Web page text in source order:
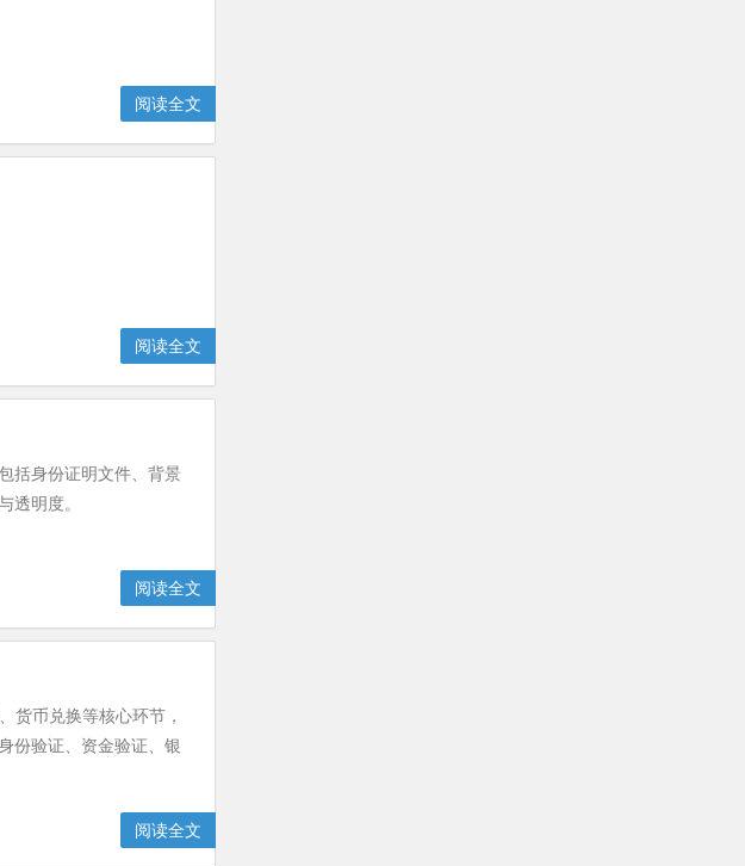
阅读全文
阅读全文
括身份证明文件、背景
透明度。
阅读全文
货币兑换等核心环节，
份验证、资金验证、银
阅读全文